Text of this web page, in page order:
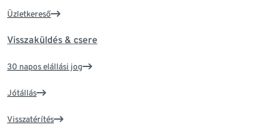
Üzletkereső
Visszaküldés & csere
30 napos elállási jog
Jótállás
Visszatérítés